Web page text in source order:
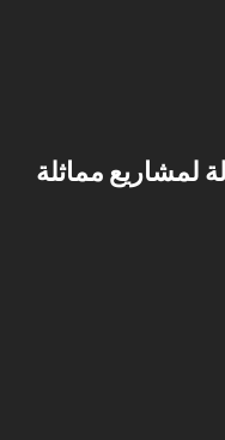
لمشاريع مماثلة